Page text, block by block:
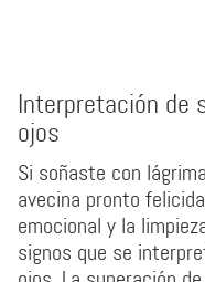
Interpretación de
ojos
Si soñaste con
avecina pronto
emocional y la
signos que se